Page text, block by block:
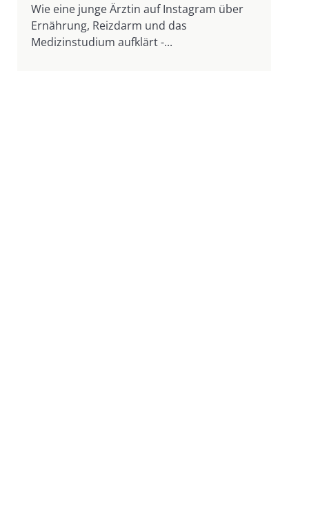
Wie eine junge Ärztin auf Instagram über
Ernährung, Reizdarm und das
Medizinstudium aufklärt -...